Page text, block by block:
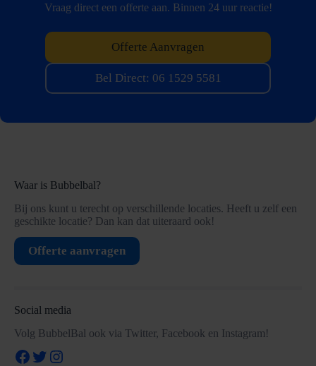
Vraag direct een offerte aan. Binnen 24 uur reactie!
Offerte Aanvragen
Bel Direct: 06 1529 5581
Waar is Bubbelbal?
Bij ons kunt u terecht op verschillende locaties. Heeft u zelf een
geschikte locatie? Dan kan dat uiteraard ook!
Offerte aanvragen
Social media
Volg BubbelBal ook via Twitter, Facebook en Instagram!
Facebook
Twitter
Instagram